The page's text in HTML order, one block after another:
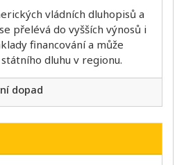
vládních dluhopisů a
přelévá do vyšších výnosů i
financování a může
dluhu v regionu.
dopad